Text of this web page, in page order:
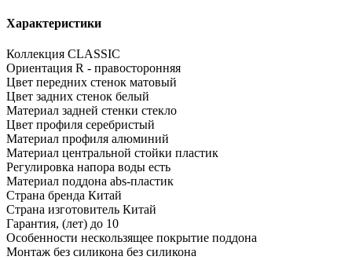
Характеристики
Коллекция CLASSIC
Ориентация R - правосторонняя
Цвет передних стенок матовый
Цвет задних стенок белый
Материал задней стенки стекло
Цвет профиля серебристый
Материал профиля алюминий
Материал центральной стойки пластик
Регулировка напора воды есть
Материал поддона abs-пластик
Страна бренда Китай
Страна изготовитель Китай
Гарантия, (лет) до 10
Особенности нескользящее покрытие поддона
Монтаж без силикона без силикона